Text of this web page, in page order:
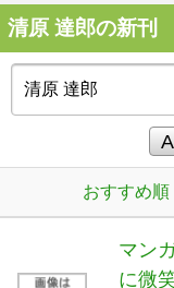
清原 達郎の新刊
おすすめ順
マン
に微